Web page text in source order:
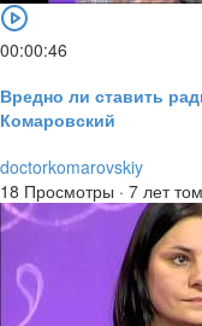
00:00:46
Вредно ли ставить
Комаровский
doctorkomarovskiy
18 Просмотры · 7 лет